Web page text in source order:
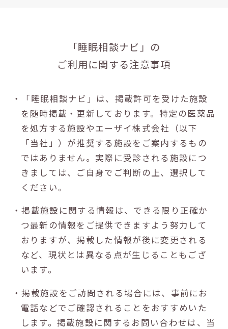
「睡眠相談ナビ」の
ご利用に関する注意事項
・「睡眠相談ナビ」は、掲載許可を受けた施設
を随時掲載・更新しております。特定の医薬品
を処方する施設やエーザイ株式会社（以下
「当社」）が推奨する施設をご案内するもの
ではありません。実際に受診される施設につ
きましては、ご自身でご判断の上、選択して
ください。
・掲載施設に関する情報は、できる限り正確か
つ最新の情報をご提供できますよう努力して
おりますが、掲載した情報が後に変更される
など、現状とは異なる点が生じることもござ
います。
・掲載施設をご訪問される場合には、事前にお
電話などでご確認されることをおすすめいた
します。掲載施設に関するお問い合わせは、当